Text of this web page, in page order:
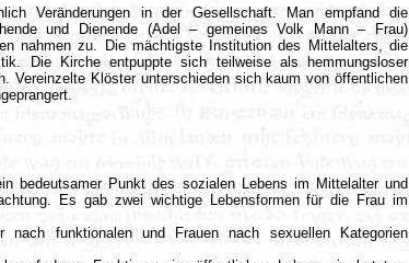
Veränderungen in der Gesellschaft. Man empfand die
und Dienende (Adel – gemeines Volk Mann – Frau)
nahmen zu. Die mächtigste Institution des Mittelalters, die
Die Kirche entpuppte sich teilweise als hemmungsloser
Vereinzelte Klöster unterschieden sich kaum von öffentlichen
bedeutsamer Punkt des sozialen Lebens im Mittelalter und
Es gab zwei wichtige Lebensformen für die Frau im
nach funktionalen und Frauen nach sexuellen Kategorien